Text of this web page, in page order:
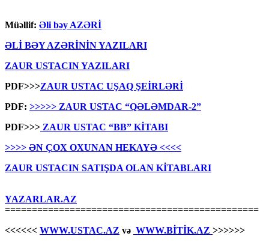
Müəllif: Əli bəy AZƏRİ
ƏLİ BƏY AZƏRİNİN YAZILARI
ZAUR USTACIN YAZILARI
PDF>>>ZAUR USTAC UŞAQ ŞEİRLƏRİ
PDF: >>>>> ZAUR USTAC “QƏLƏMDAR-2”
PDF>>> ZAUR USTAC “BB” KİTABI
>>>> ƏN ÇOX OXUNAN HEKAYƏ <<<<
ZAUR USTACIN SATIŞDA OLAN KİTABLARI
YAZARLAR.AZ
===============================================
<<<<<< WWW.USTAC.AZ və WWW.BİTİK.AZ >>>>>>